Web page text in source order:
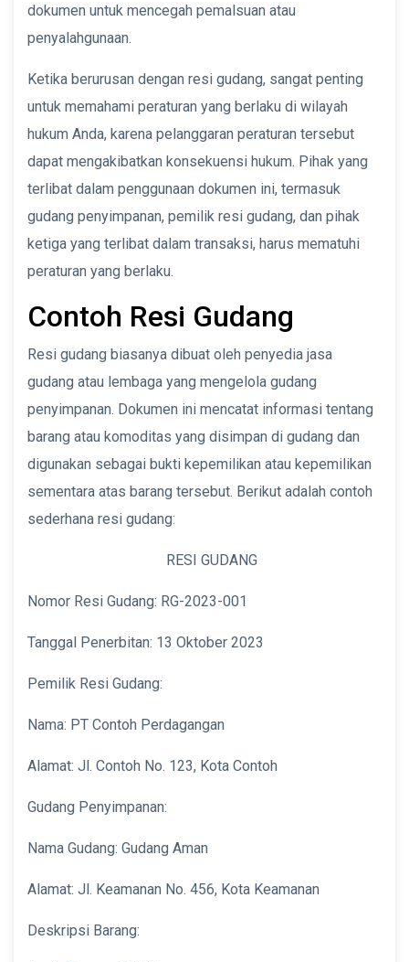
dokumen untuk mencegah pemalsuan atau
penyalahgunaan.
Ketika berurusan dengan resi gudang, sangat penting
untuk memahami peraturan yang berlaku di wilayah
hukum Anda, karena pelanggaran peraturan tersebut
dapat mengakibatkan konsekuensi hukum. Pihak yang
terlibat dalam penggunaan dokumen ini, termasuk
gudang penyimpanan, pemilik resi gudang, dan pihak
ketiga yang terlibat dalam transaksi, harus mematuhi
peraturan yang berlaku.
Contoh Resi Gudang
Resi gudang biasanya dibuat oleh penyedia jasa
gudang atau lembaga yang mengelola gudang
penyimpanan. Dokumen ini mencatat informasi tentang
barang atau komoditas yang disimpan di gudang dan
digunakan sebagai bukti kepemilikan atau kepemilikan
sementara atas barang tersebut. Berikut adalah contoh
sederhana resi gudang:
RESI GUDANG
Nomor Resi Gudang: RG-2023-001
Tanggal Penerbitan: 13 Oktober 2023
Pemilik Resi Gudang:
Nama: PT Contoh Perdagangan
Alamat: Jl. Contoh No. 123, Kota Contoh
Gudang Penyimpanan:
Nama Gudang: Gudang Aman
Alamat: Jl. Keamanan No. 456, Kota Keamanan
Deskripsi Barang: